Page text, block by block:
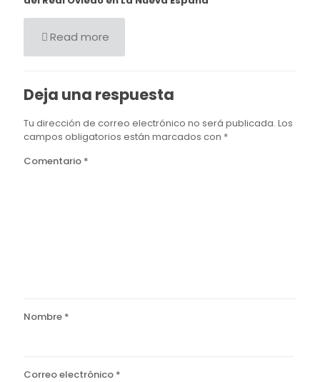
Read more
Deja una respuesta
Tu dirección de correo electrónico no será publicada. Los
campos obligatorios están marcados con *
Comentario *
Nombre *
Correo electrónico *